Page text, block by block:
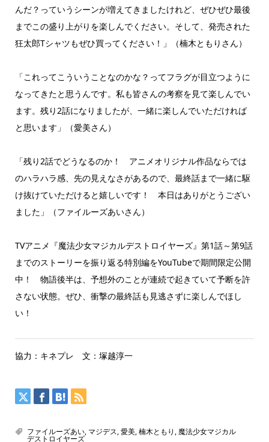
んだ？っていうシーンが増えてきましたけれど、ぜひぜひ最後
までこの盛り上がりを楽しんでください。そして、発売された
狂太郎Tシャツもぜひ買ってください！」（楠木ともりさん）
「これってこういうことなのかな？ってフラグが目立つように
なってきたと思うんです。私も皆さんの考察を見て楽しんでい
ます。残り2話になりましたが、一緒に楽しんでいただければ
と思います」（愛美さん）
「残り2話でどうなるのか！ アニメオリジナル作品ならでは
のハラハラ感、先の見えなさがあるので、最終話まで一緒に駆
け抜けていただけると嬉しいです！ 本日はありがとうござい
ました」（ファイルーズあいさん）
TVアニメ『魔法少女マジカルデストロイヤーズ』第1話～第9話
までのストーリーを振り返る特別編をYouTubeで期間限定公開
中！ 物語後半は、予想外のことが連続で起きていて予断を許
さない状態。ぜひ、衝撃の最終話も見逃さずに楽しんでほし
い！
協力：キネプレ 文：塚越淳一
ファイルーズあい, マジデス,愛美,楠木ともり , 魔法少女マジカル
デストロイヤーズ